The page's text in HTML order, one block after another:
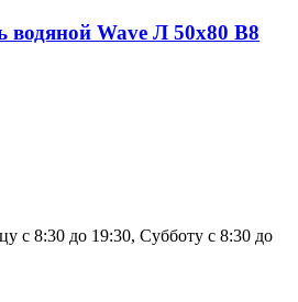
водяной Wave Л 50х80 В8
с 8:30 до 19:30, Субботу с 8:30 до